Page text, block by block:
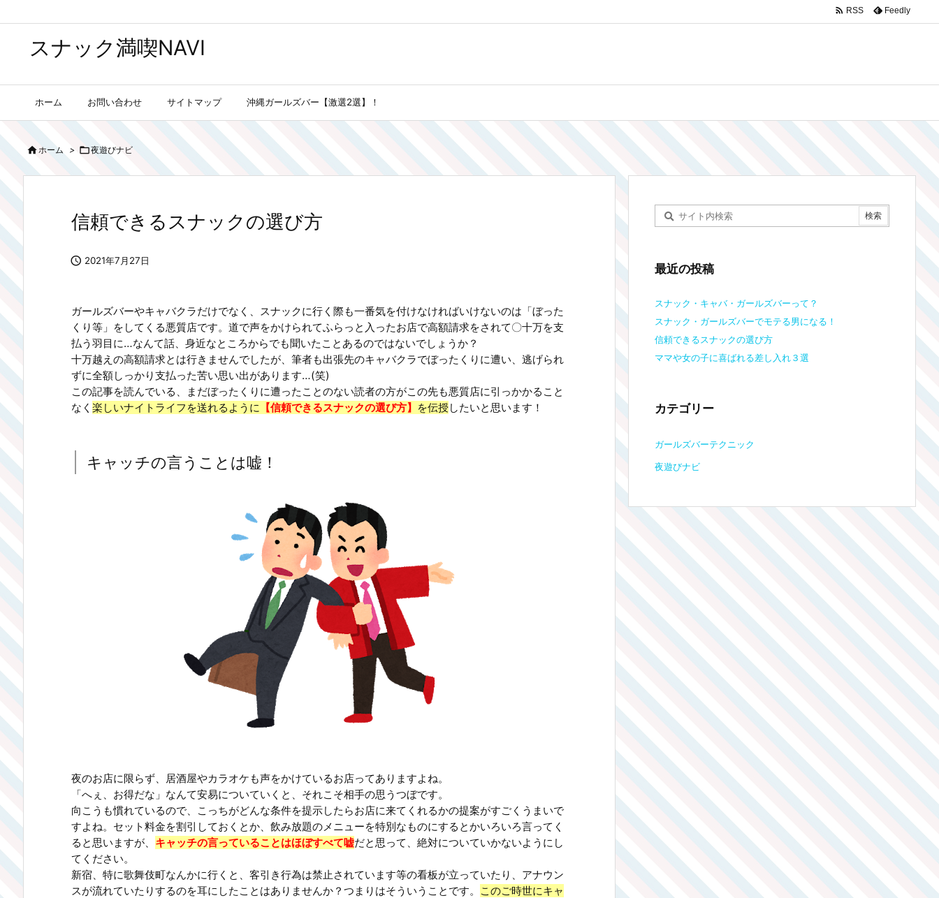
スナック満喫NAVI
ホーム お問い合わせ サイトマップ 沖縄ガールズバー【激選2選】！
 RSS Feedly
ホーム > 夜遊びナビ
信頼できるスナックの選び方
 2021年7月27日
ガールズバーやキャバクラだけでなく、スナックに行く際も一番気を付けなければいけないのは「ぼった
くり等」をしてくる悪質店です。道で声をかけられてふらっと入ったお店で高額請求をされて〇十万を支
払う羽目に…なんて話、身近なところからでも聞いたことあるのではないでしょうか？
十万越えの高額請求とは行きませんでしたが、筆者も出張先のキャバクラでぼったくりに遭い、逃げられ
ずに全額しっかり支払った苦い思い出があります…(笑)
この記事を読んでいる、まだぼったくりに遭ったことのない読者の方がこの先も悪質店に引っかかること
なく 楽しいナイトライフを送れるように 【信頼できるスナックの選び方】 を伝授したいと思います！
キャッチの言うことは嘘！
夜のお店に限らず、居酒屋やカラオケも声をかけているお店ってありますよね。
「へぇ、お得だな」なんて安易についていくと、それこそ相手の思うつぼです。
向こうも慣れているので、こっちがどんな条件を提示したらお店に来てくれるかの提案がすごくうまいで
すよね。セット料金を割引しておくとか、飲み放題のメニューを特別なものにするとかいろいろ言ってく
ると思いますが、 キャッチの言っていることはほぼすべて嘘だと思って、絶対についていかないようにし
てください。
新宿、特に歌舞伎町なんかに行くと、客引き行為は禁止されています等の看板が立っていたり、アナウン
スが流れていたりするのを耳にしたことはありませんか？つまりはそういうことです。
このご時世にキャ
最近の投稿
スナック・キャバ・ガールズバーって？
スナック・ガールズバーでモテる男になる！
信頼できるスナックの選び方
ママや女の子に喜ばれる差し入れ３選
カテゴリー
ガールズバーテクニック
夜遊びナビ